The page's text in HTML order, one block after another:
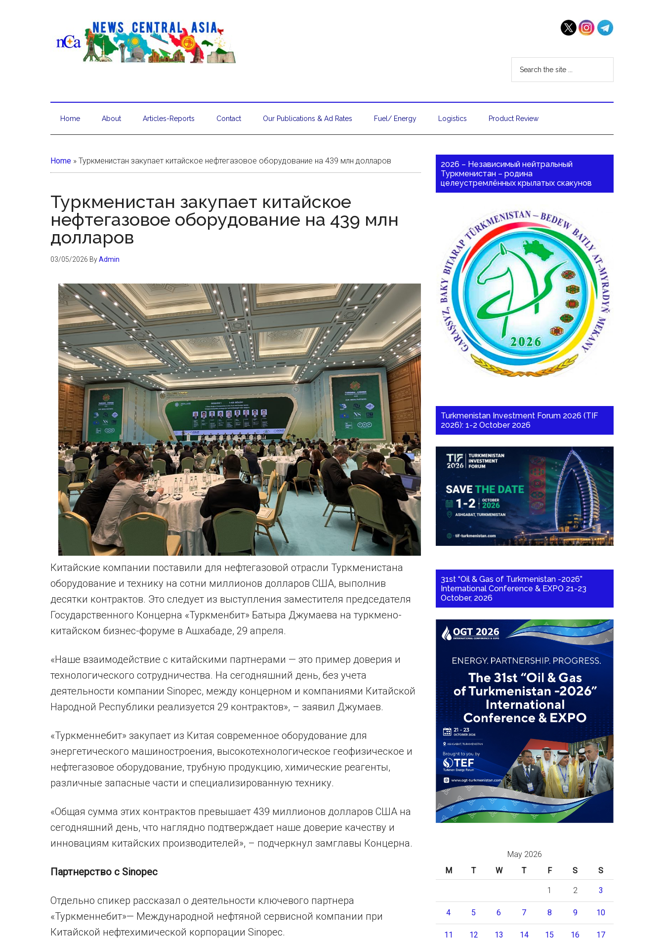
Home About Articles-Reports Contact Our Publications & Ad Rates Fuel/ Energy Logistics Product Review
Home » Туркменистан закупает китайское нефтегазовое оборудование на 439 млн долларов
Туркменистан закупает китайское
нефтегазовое оборудование на 439 млн
долларов
03/05/2026 ByAdmin
Китайские компании поставили для нефтегазовой отрасли Туркменистана
оборудование и технику на сотни миллионов долларов США, выполнив
десятки контрактов. Это следует из выступления заместителя председателя
Государственного Концерна «Туркменбит» Батыра Джумаева на туркмено-
китайском бизнес-форуме в Ашхабаде, 29 апреля.
«Наше взаимодействие с китайскими партнерами — это пример доверия и
технологического сотрудничества. На сегодняшний день, без учета
деятельности компании Sinopec, между концерном и компаниями Китайской
Народной Республики реализуется 29 контрактов», – заявил Джумаев.
«Туркменнебит» закупает из Китая современное оборудование для
энергетического машиностроения, высокотехнологическое геофизическое и
нефтегазовое оборудование, трубную продукцию, химические реагенты,
различные запасные части и специализированную технику.
«Общая сумма этих контрактов превышает 439 миллионов долларов США на
сегодняшний день, что наглядно подтверждает наше доверие качеству и
инновациям китайских производителей», – подчеркнул замглавы Концерна.
Партнерство с Sinopec
Отдельно спикер рассказал о деятельности ключевого партнера
«Туркменнебит»— Международной нефтяной сервисной компании при
Китайской нефтехимической корпорации Sinopec.
2026 – Независимый нейтральный
Туркменистан – родина
целеустремлённых крылатых скакунов
Turkmenistan Investment Forum 2026 (TIF
2026): 1-2 October 2026
31st “Oil & Gas of Turkmenistan -2026”
International Conference & EXPO 21-23
October, 2026
May 2026
M
T W T F S S
1 2 3
4 5 6 7 8 9 10
11 12 13 14 15 16 17